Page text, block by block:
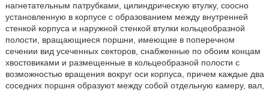
нагнетательным патрубками, цилиндрическую втулку, соосно
установленную в корпусе с образованием между внутренней
стенкой корпуса и наружной стенкой втулки кольцеобразной
полости, вращающиеся поршни, имеющие в поперечном
сечении вид усеченных секторов, снабженные по обоим концам
хвостовиками и размещенные в кольцеобразной полости с
возможностью вращения вокруг оси корпуса, причем каждые два
соседних поршня образуют между собой отдельную камеру, вал,